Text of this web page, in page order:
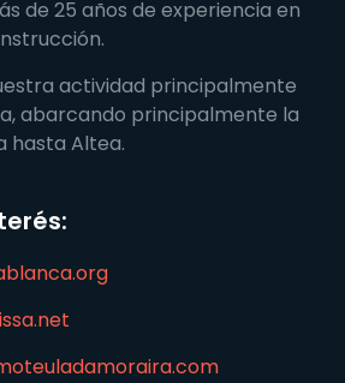
de 25 años de experiencia en
actividad principalmente
abarcando principalmente la
hasta Altea.